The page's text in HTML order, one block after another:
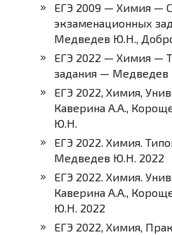
ЕГЭ 2009 — Химия —
экзаменационных
Медведев Ю.Н.,
ЕГЭ 2022 — Химия —
задания —
ЕГЭ 2022, Химия,
Каверина А.А.,
Ю.Н.
ЕГЭ 2022. Химия.
Медведев Ю.Н. 2022
ЕГЭ 2022. Химия.
Каверина А.А.,
Ю.Н. 2022
ЕГЭ 2022, Химия,